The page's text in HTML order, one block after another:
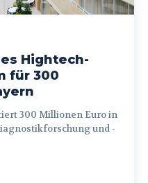
Hightech-
für 300
und -